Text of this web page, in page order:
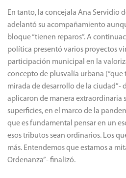
En tanto, la concejala Ana Servidio
adelantó su acompañamiento
bloque “tienen reparos”. A
política presentó varios proyectos
participación municipal en la
concepto de plusvalía urbana (“que
mirada de desarrollo de la ciudad”-
aplicaron de manera extraordinaria
superficies, en el marco de la
que es fundamental pensar en un
esos tributos sean ordinarios. Los
más. Entendemos que estamos a
Ordenanza”- finalizó.